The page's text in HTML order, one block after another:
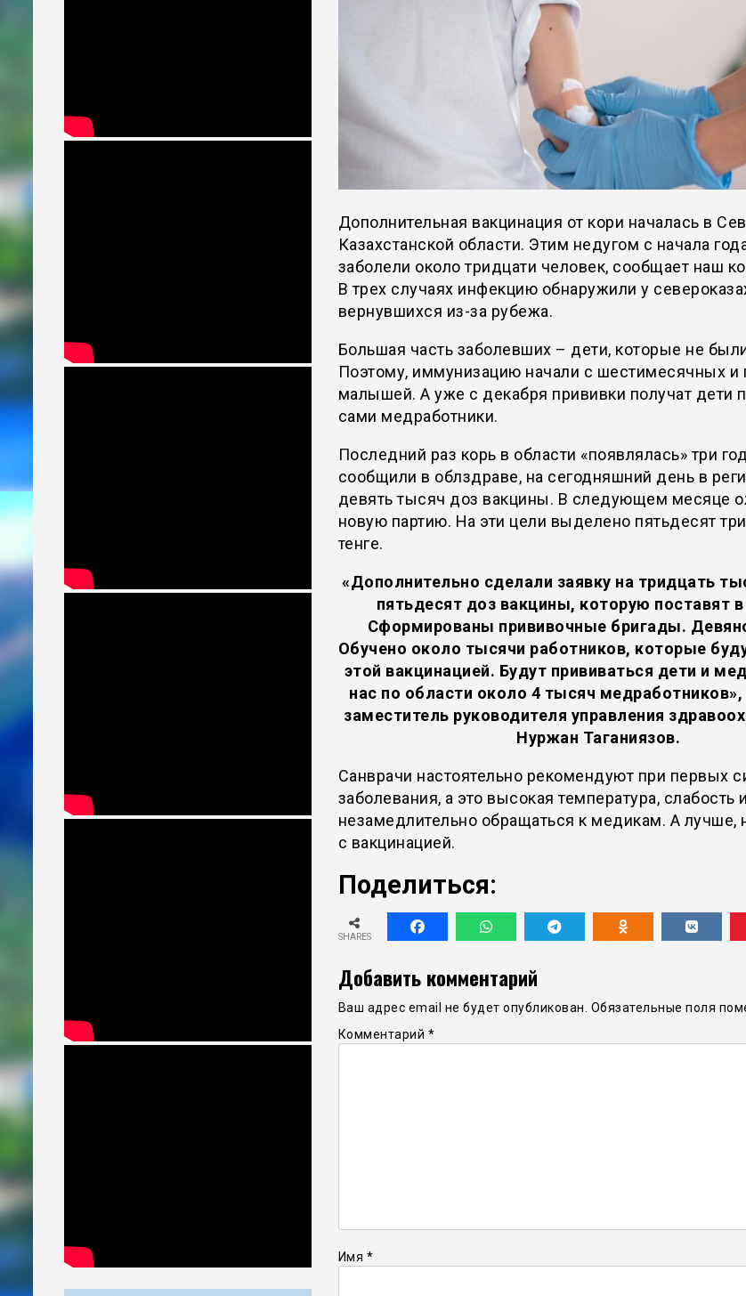
Дополнительная вакцинация от кори началась в
Казахстанской области. Этим недугом с начала
заболели около тридцати человек, сообщает наш
В трех случаях инфекцию обнаружили у
вернувшихся из-за рубежа.
Большая часть заболевших – дети, которые не
Поэтому, иммунизацию начали с шестимесячных и
малышей. А уже с декабря прививки получат дети
сами медработники.
Последний раз корь в области «появлялась» три
сообщили в облздраве, на сегодняшний день в
девять тысяч доз вакцины. В следующем месяце
новую партию. На эти цели выделено пятьдесят
тенге.
«Дополнительно сделали заявку на тридцать
пятьдесят доз вакцины, которую поставят
Сформированы прививочные бригады.
Обучено около тысячи работников, которые
этой вакцинацией. Будут прививаться дети и
нас по области около 4 тысяч медработников»,
заместитель руководителя управления
Нуржан Таганиязов.
Санврачи настоятельно рекомендуют при первых
заболевания, а это высокая температура, слабость
незамедлительно обращаться к медикам. А лучше,
с вакцинацией.
Поделиться:
SHARES
Добавить комментарий
Ваш адрес email не будет опубликован. Обязательные поля
Комментарий *
Имя *